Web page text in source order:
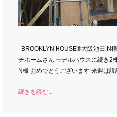
BROOKLYN HOUSE®大阪池田 N
チホームさん モデルハウスに続き2
N様 おめでとうございます 来週は
続きを読む...